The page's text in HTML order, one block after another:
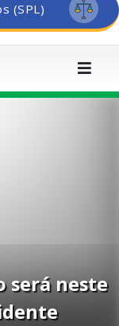
(SPL)
será neste